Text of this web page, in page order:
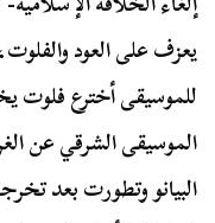
يعزف على العود
للموسيقى أخترع فلوت
الموسيقى الشرقي عن
البيانو وتطورت بعد